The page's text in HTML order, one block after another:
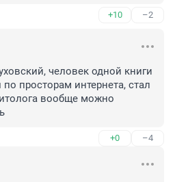
+10 –2
человек одной книги
просторам интернета, стал
вообще можно
+0 –4